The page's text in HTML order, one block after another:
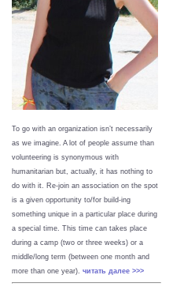
To go with an organization isn’t necessarily
as we imagine. A lot of people assume than
volunteering is synonymous with
humanitarian but, actually, it has nothing to
do with it. Re-join an association on the spot
is a given opportunity to/for build-ing
something unique in a particular place during
a special time. This time can takes place
during a camp (two or three weeks) or a
middle/long term (between one month and
more than one year). читать далее >>>